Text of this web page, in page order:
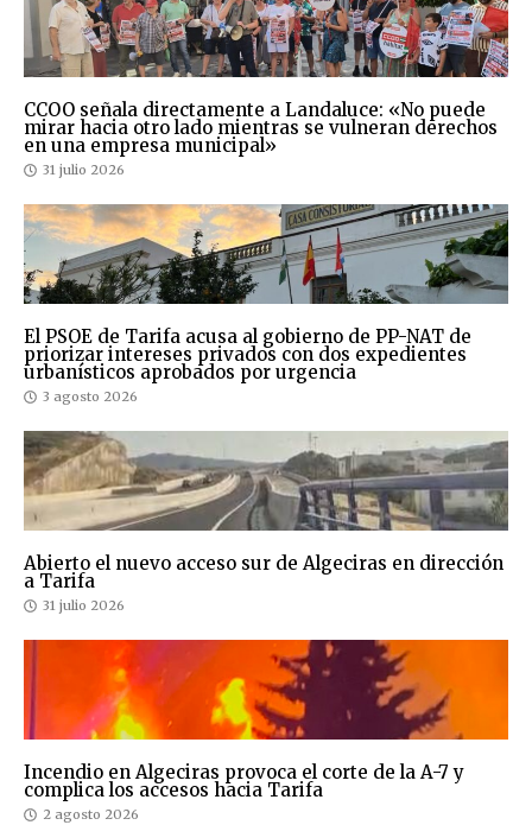
CCOO señala directamente a Landaluce: «No puede
mirar hacia otro lado mientras se vulneran derechos
en una empresa municipal»
31 julio 2026
El PSOE de Tarifa acusa al gobierno de PP-NAT de
priorizar intereses privados con dos expedientes
urbanísticos aprobados por urgencia
3 agosto 2026
Abierto el nuevo acceso sur de Algeciras en dirección
a Tarifa
31 julio 2026
Incendio en Algeciras provoca el corte de la A-7 y
complica los accesos hacia Tarifa
2 agosto 2026